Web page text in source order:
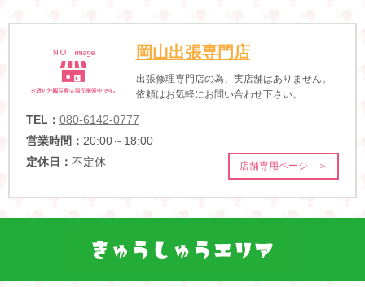
岡山出張専門店
出張修理専門店の為、実店舗はありません。
依頼はお気軽にお問い合わせ下さい。
TEL： 080-6142-0777
営業時間： 20:00～18:00
定休日： 不定休 店舗専用ページ ＞